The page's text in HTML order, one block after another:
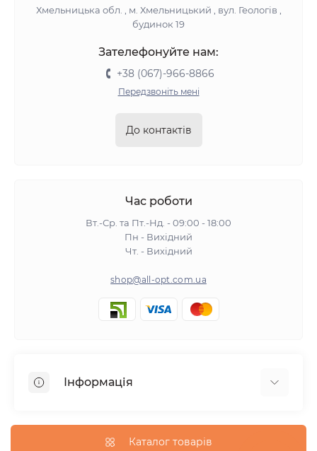
Хмельницька обл. , м. Хмельницький , вул. Геологів ,
будинок 19
Зателефонуйте нам:
+38 (067)-966-8866
Передзвоніть мені
До контактів
Час роботи
Вт.-Ср. та Пт.-Нд. - 09:00 - 18:00
Пн - Вихідний
Чт. - Вихідний
shop@all-opt.com.ua
Інформація
Оплата та доставка Каталог товарів